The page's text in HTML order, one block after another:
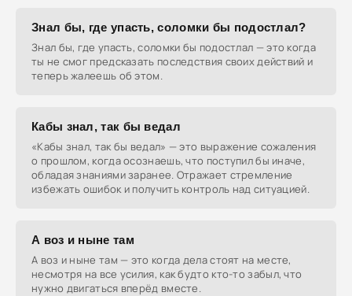
Знал бы, где упасть, соломки бы подостлал?
Знал бы, где упасть, соломки бы подостлал — это когда
ты не смог предсказать последствия своих действий и
теперь жалеешь об этом.
Кабы знал, так бы ведал
«Кабы знал, так бы ведал» — это выражение сожаления
о прошлом, когда осознаешь, что поступил бы иначе,
обладая знаниями заранее. Отражает стремление
избежать ошибок и получить контроль над ситуацией.
А воз и ныне там
А воз и ныне там — это когда дела стоят на месте,
несмотря на все усилия, как будто кто-то забыл, что
нужно двигаться вперёд вместе.